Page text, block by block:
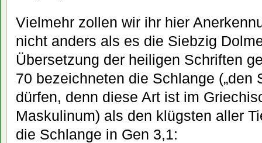
Vielmehr zollen wir ihr hier
nicht anders als es die Siebzig
Übersetzung der heiligen Schriften
70 bezeichneten die Schlange („den
dürfen, denn diese Art ist im
Maskulinum) als den klügsten aller
die Schlange in Gen 3,1: